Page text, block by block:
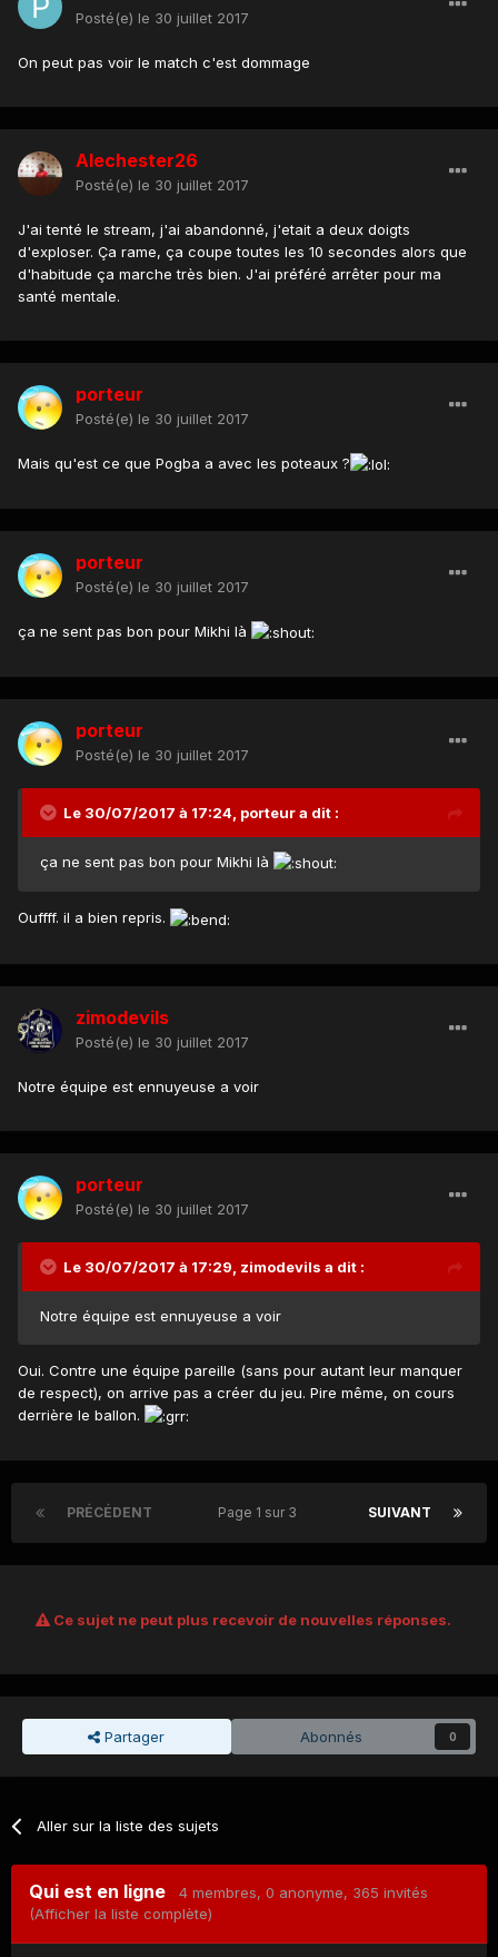
Posté(e) le 30 juillet 2017
On peut pas voir le match c'est dommage
Alechester26
Posté(e) le 30 juillet 2017
J'ai tenté le stream, j'ai abandonné, j'etait a deux doigts
d'exploser. Ça rame, ça coupe toutes les 10 secondes alors que
d'habitude ça marche très bien. J'ai préféré arrêter pour ma
santé mentale.
porteur
Posté(e) le 30 juillet 2017
Mais qu'est ce que Pogba a avec les poteaux ?
porteur
Posté(e) le 30 juillet 2017
ça ne sent pas bon pour Mikhi là
porteur
Posté(e) le 30 juillet 2017
Le 30/07/2017 à 17:24, porteura dit :
ça ne sent pas bon pour Mikhi là
Ouffff. il a bien repris.
zimodevils
Posté(e) le 30 juillet 2017
Notre équipe est ennuyeuse a voir
porteur
Posté(e) le 30 juillet 2017
Le 30/07/2017 à 17:29, zimodevils a dit :
Notre équipe est ennuyeuse a voir
Oui. Contre une équipe pareille (sans pour autant leur manquer
de respect), on arrive pas a créer du jeu. Pire même, on cours
derrière le ballon.
PRÉCÉDENT SUIVANT
Page 1 sur 3
Ce sujet ne peut plus recevoir de nouvelles réponses.
Partager Abonnés 0
Aller sur la liste des sujets
Qui est en ligne 4 membres, 0 anonyme, 365 invités
(Afficher la liste complète)